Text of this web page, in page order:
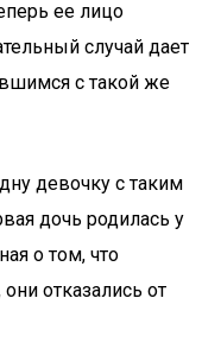
ее лицо
случай дает
с такой же
девочку с таким
дочь родилась у
о том, что
отказались от